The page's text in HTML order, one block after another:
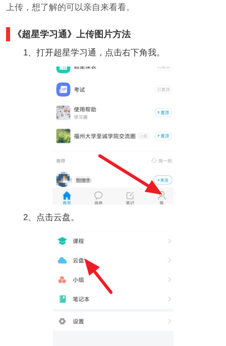
上传，想了解的可以亲自来看看。
《超星学习通》上传图片方法
1、打开超星学习通，点击右下角我。
2、点击云盘。